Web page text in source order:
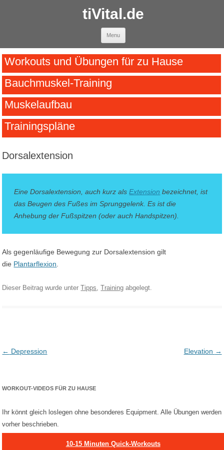
tiVital.de
Menu
Workouts und Übungen für zu Hause
Bauchmuskel-Training
Muskelaufbau
Trainingspläne
Dorsalextension
Eine Dorsalextension, auch kurz alsExtension bezeichnet, ist
das Beugen des Fußes im Sprunggelenk. Es ist die
Anhebung der Fußspitzen (oder auch Handspitzen).
Als gegenläufige Bewegung zur Dorsalextension gilt
die Plantarflexion
Dieser Beitrag wurde unterTipps,Training abgelegt.
Post navigation
← Depression Elevation →
WORKOUT-VIDEOS FÜR ZU HAUSE
Ihr könnt gleich loslegen ohne besonderes Equipment. Alle Übungen werden
vorher beschrieben.
10-15 Minuten Quick-Workouts